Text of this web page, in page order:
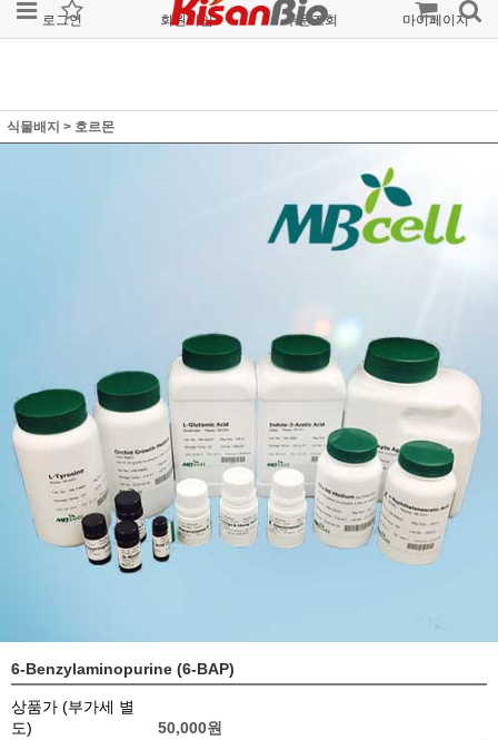
로그인 회원가입 주문조회 마이페이지
식물배지 > 호르몬
6-Benzylaminopurine (6-BAP)
상품가 (부가세 별
도)
50,000원